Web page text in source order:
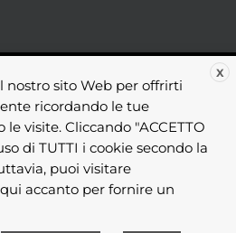
X
nostro sito Web per offrirti
ricordando le tue
visite. Cliccando "ACCETTO
di TUTTI i cookie secondo la
puoi visitare
accanto per fornire un